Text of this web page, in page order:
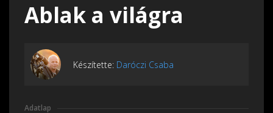
Ablak a világra
Készítette: Daróczi Csaba
Adatlap